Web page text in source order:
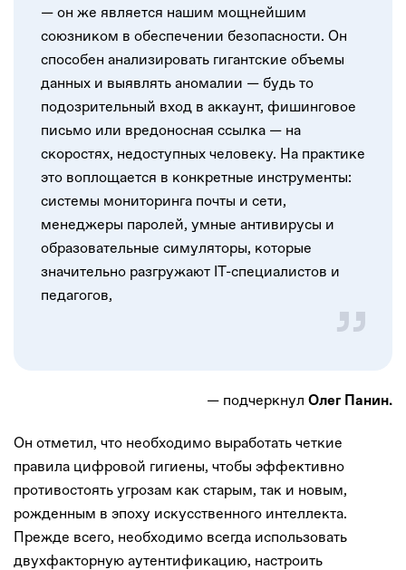
— он же является нашим мощнейшим
союзником в обеспечении безопасности. Он
способен анализировать гигантские объемы
данных и выявлять аномалии — будь то
подозрительный вход в аккаунт, фишинговое
письмо или вредоносная ссылка — на
скоростях, недоступных человеку. На практике
это воплощается в конкретные инструменты:
системы мониторинга почты и сети,
менеджеры паролей, умные антивирусы и
образовательные симуляторы, которые
значительно разгружают IT-специалистов и
педагогов,
— подчеркнул Олег Панин.
Он отметил, что необходимо выработать четкие
правила цифровой гигиены, чтобы эффективно
противостоять угрозам как старым, так и новым,
рожденным в эпоху искусственного интеллекта.
Прежде всего, необходимо всегда использовать
двухфакторную аутентификацию, настроить